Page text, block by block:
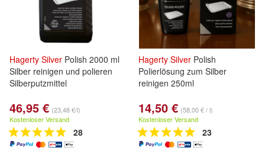
Hagerty Silver Polish 2000 ml
Silber reinigen und polieren
Silberputzmittel
46,95 € (23,48 €/l)
Kostenloser Versand
28
Hagerty Silver Polish
Polierlösung zum Silber
reinigen 250ml
14,50 € (58,00 € / l)
Kostenloser Versand
23